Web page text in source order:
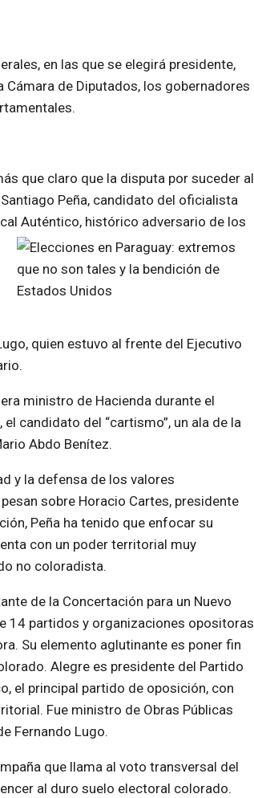
en las que se elegirá presidente,
de Diputados, los gobernadores
que claro que la disputa por suceder al
Peña, candidato del oficialista
Auténtico, histórico adversario de los
quien estuvo al frente del Ejecutivo
ministro de Hacienda durante el
candidato del “cartismo”, un ala de la
Abdo Benítez.
y la defensa de los valores
sobre Horacio Cartes, presidente
Peña ha tenido que enfocar su
con un poder territorial muy
no coloradista.
de la Concertación para un Nuevo
14 partidos y organizaciones opositoras
Su elemento aglutinante es poner fin
Alegre es presidente del Partido
el principal partido de oposición, con
Fue ministro de Obras Públicas
Fernando Lugo.
que llama al voto transversal del
al duro suelo electoral colorado.